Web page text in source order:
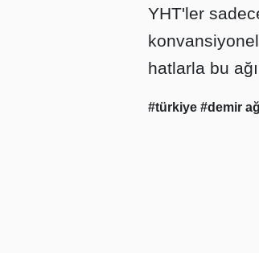
YHT'ler
hatlarla bu
#türkiye #demir ağ